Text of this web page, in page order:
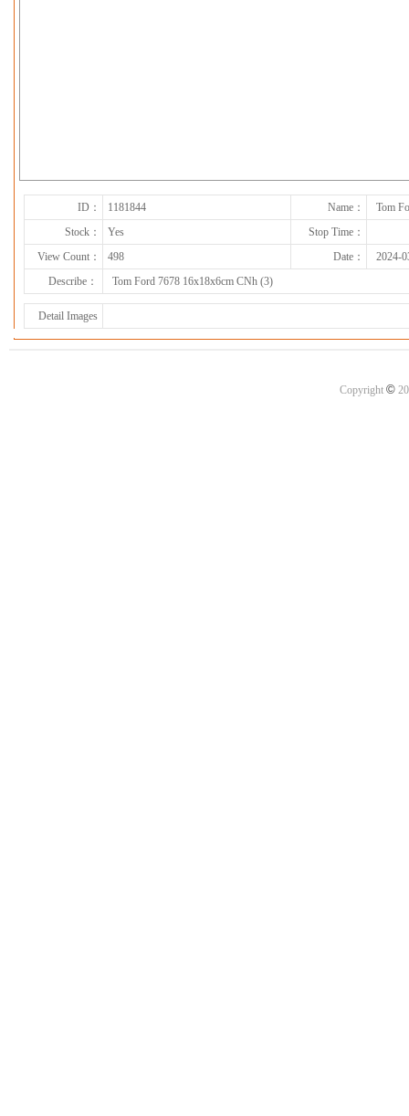
ID： 1181844 Name：
Tom
Stock：
Yes
Stop Time：
View Count：
498 Date：
2024-
Describe：
Tom Ford 7678 16x18x6cm CNh (3)
Detail Images
Copyright ©